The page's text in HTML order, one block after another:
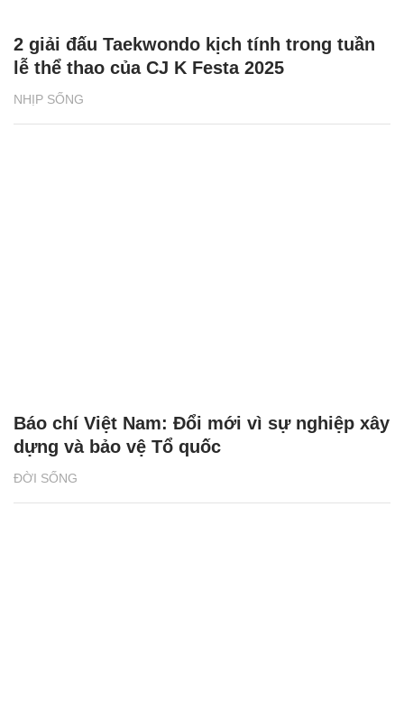
NHỊP SỐNG
2 giải đấu Taekwondo kịch tính trong tuần
lễ thể thao của CJ K Festa 2025
ĐỜI SỐNG
Báo chí Việt Nam: Đổi mới vì sự nghiệp xây
dựng và bảo vệ Tổ quốc